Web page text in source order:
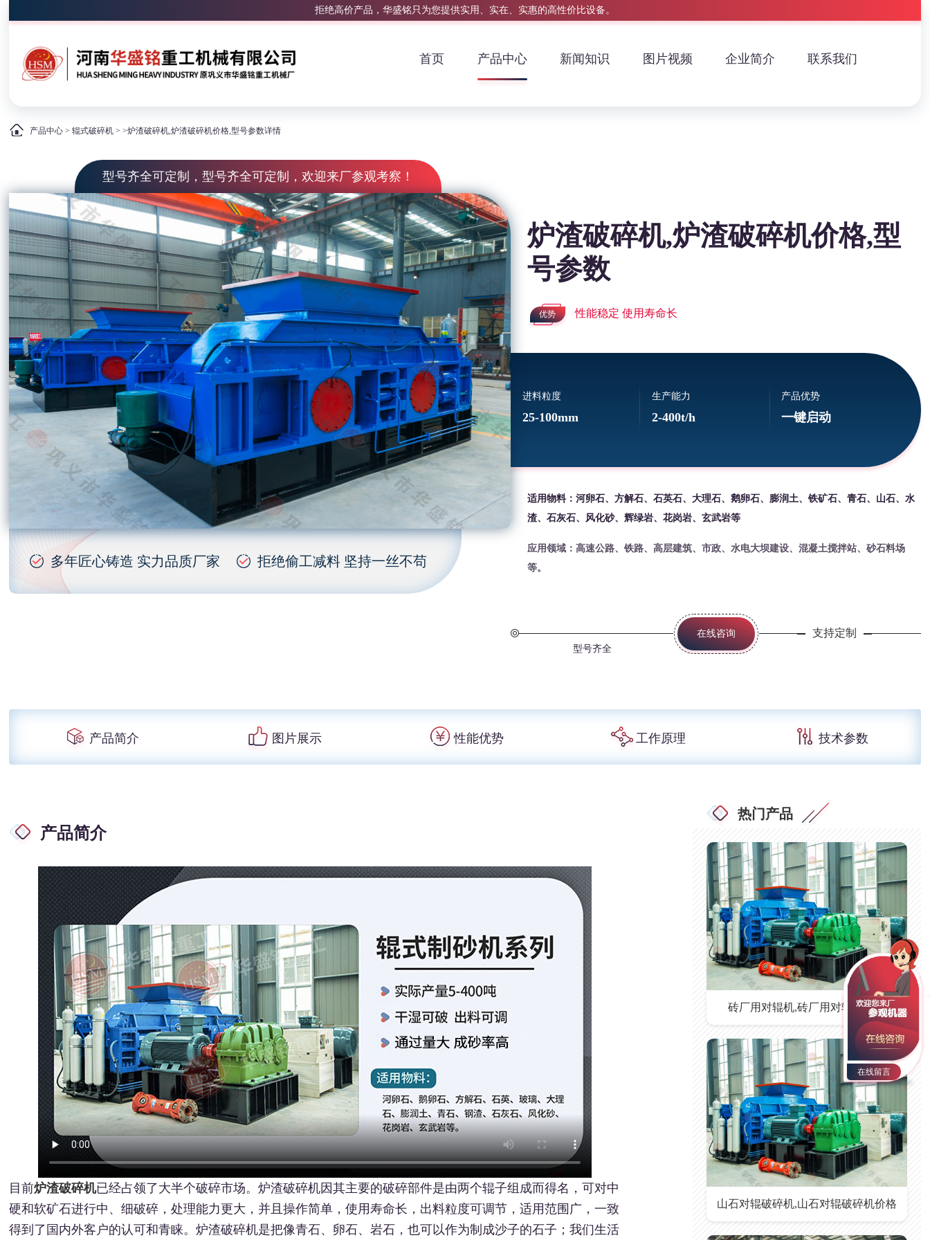
拒绝高价产品，华盛铭只为您提供实用、实在、实惠的高性价比设备。
首页 产品中心 新闻知识 图片视频 企业简介 联系我们
产品中心 >辊式破碎机 > >炉渣破碎机,炉渣破碎机价格,型号参数详情
型号齐全可定制，型号齐全可定制，欢迎来厂参观考察！
多年匠心铸造 实力品质厂家 拒绝偷工减料 坚持一丝不苟
炉渣破碎机,炉渣破碎机价格,型
号参数
优势 性能稳定 使用寿命长
进料粒度
25-100mm
生产能力
2-400t/h
产品优势
一键启动
适用物料：河卵石、方解石、石英石、大理石、鹅卵石、膨润土、铁矿石、青石、山石、水
渣、石灰石、风化砂、辉绿岩、花岗岩、玄武岩等
应用领域：高速公路、铁路、高层建筑、市政、水电大坝建设、混凝土搅拌站、砂石料场
等。
型号齐全
在线咨询 支持定制
产品简介 图片展示 性能优势 工作原理 技术参数
产品简介
目前炉渣破碎机已经占领了大半个破碎市场。炉渣破碎机因其主要的破碎部件是由两个辊子组成而得名，可对中
硬和软矿石进行中、细破碎，处理能力更大，并且操作简单，使用寿命长，出料粒度可调节，适用范围广，一致
得到了国内外客户的认可和青睐。炉渣破碎机是把像青石、卵石、岩石，也可以作为制成沙子的石子；我们生活
热门产品
砖厂用对辊机,砖厂用对辊机价格
山石对辊破碎机,山石对辊破碎机价格
在线留言